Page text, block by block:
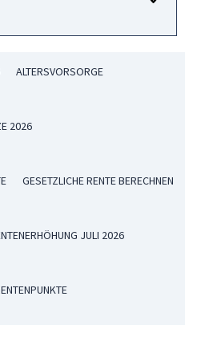
ALTERSVORSORGE
2026
GESETZLICHE RENTE BERECHNEN
JULI 2026